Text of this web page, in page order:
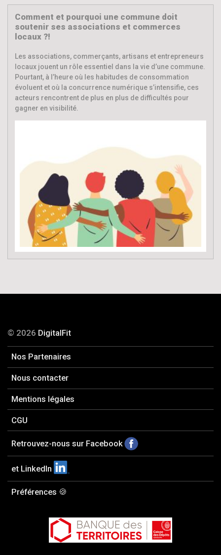
Comment et pourquoi une commune doit
soutenir ses associations et commerces
locaux ?!
Les associations, commerçants, artisans et entrepreneurs
locaux jouent un rôle essentiel dans la vie d’une commune.
Pourtant, à l’heure où les habitudes de consommation
évoluent et où la concurrence numérique s’intensifie, ces
acteurs rencontrent de plus en plus de difficultés pour
gagner en visibilité.
© 2026 DigitalFit
Nos Partenaires
Nous contacter
Mentions légales
CGU
Retrouvez-nous sur Facebook
et LinkedIn
Préférences 🍪